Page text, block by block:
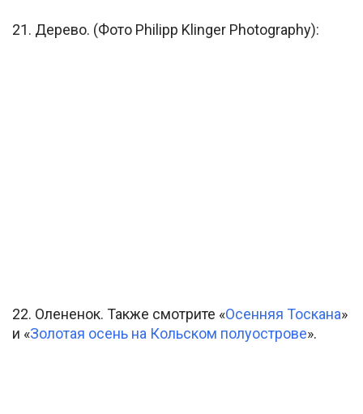
21. Дерево. (Фото Philipp Klinger Photography):
22. Олененок. Также смотрите «Осенняя Тоскана»
и «Золотая осень на Кольском полуострове».